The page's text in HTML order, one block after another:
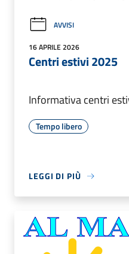
AVVISI
16 APRILE 2026
Centri estivi 2025
Informativa centri
Tempo libero
LEGGI DI PIÙ